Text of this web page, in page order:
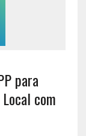
para
com